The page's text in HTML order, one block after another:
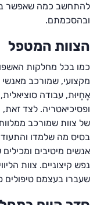
להתחשב כמה שאפשר
ובהסכמתם.
הצוות המטפל
כמו בכל מחלקות
מקצועי, שמורכב
אֲחָיוּת, עבודה סוציאלית,
ופסיכיאטריה. לצד זאת,
של צוות שמורכב
בסיס מה שלמדו
אנשים מיטיבים
נפש קיצוניים. צוות
שעברו בעצמם טיפולים